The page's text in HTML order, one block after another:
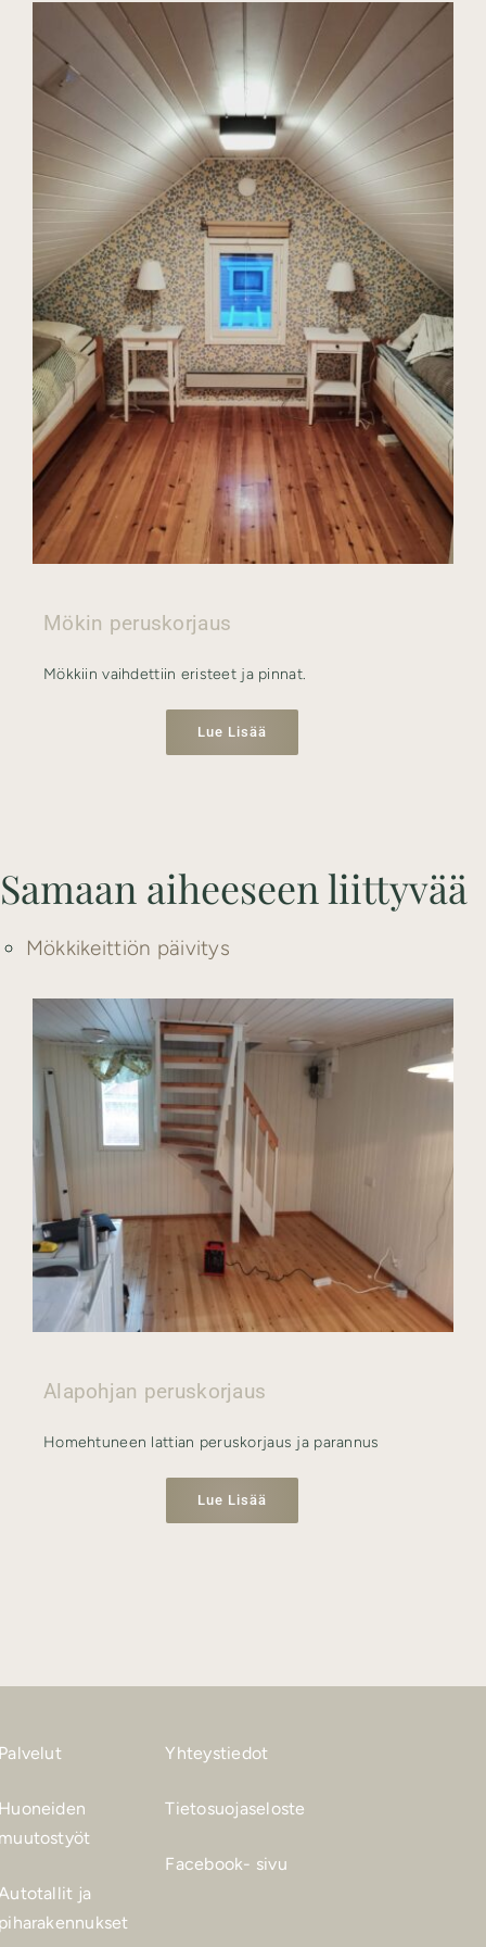
Mökin peruskorjaus
Mökkiin vaihdettiin eristeet ja pinnat.
Lue Lisää
Samaan aiheeseen liittyvää
Mökkikeittiön päivitys
Alapohjan peruskorjaus
Homehtuneen lattian peruskorjaus ja parannus
Lue Lisää
ja
Yhteystiedot
Tietosuojaseloste
Facebook- sivu